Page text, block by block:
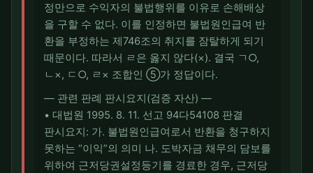
정만으로 수익자의 불법행위를 이유로 손해배상
을 구할 수 없다. 이를 인정하면 불법원인급여 반
환을 부정하는 제746조의 취지를 잠탈하게 되기
때문이다. 따라서 ㄹ은 옳지 않다(×). 결국 ㄱ○,
ㄴ×, ㄷ○, ㄹ× 조합인 ⑤가 정답이다.
― 관련 판례 판시요지(검증 자산) ―
• 대법원 1995. 8. 11. 선고 94다54108 판결
판시요지: 가. 불법원인급여로서 반환을 청구하지
못하는 “이익”의 의미 나. 도박자금 채무의 담보를
위하여 근저당권설정등기를 경료한 경우, 근저당